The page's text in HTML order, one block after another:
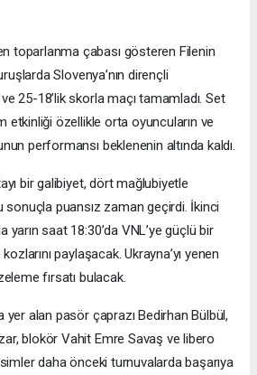
toparlanma çabası gösteren Filenin
Slovenya’nın dirençli
ve 25-18’lik skorla maçı tamamladı. Set
etkinliği özellikle orta oyuncuların ve
performansı beklenenin altında kaldı.
bir galibiyet, dört mağlubiyetle
sonuçla puansız zaman geçirdi. İkinci
yarın saat 18:30’da VNL’ye güçlü bir
paylaşacak. Ukrayna’yı yenen
fırsatı bulacak.
yer alan pasör çaprazı Bedirhan Bülbül,
blokör Vahit Emre Savaş ve libero
daha önceki turnuvalarda başarıya